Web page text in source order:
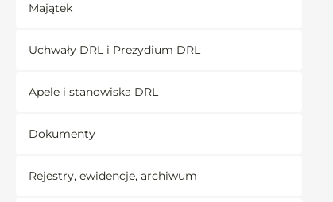
Majątek
Uchwały DRL i Prezydium DRL
Apele i stanowiska DRL
Dokumenty
Rejestry, ewidencje, archiwum